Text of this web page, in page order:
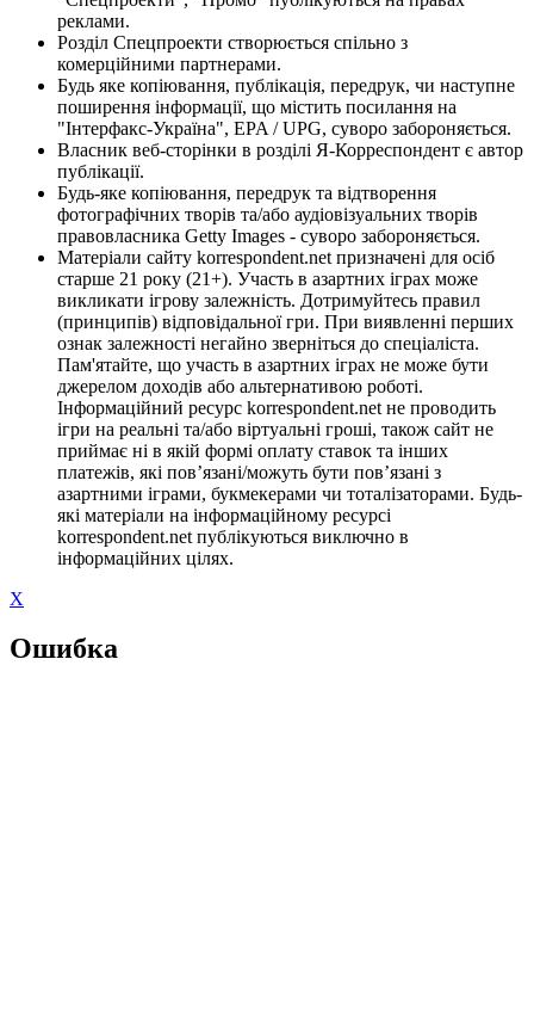
реклами.
Розділ Спецпроекти створюється спільно з
комерційними партнерами.
Будь яке копіювання, публікація, передрук, чи наступне
поширення інформації, що містить посилання на
"Інтерфакс-Україна", EPA / UPG, суворо забороняється.
Власник веб-сторінки в розділі Я-Корреспондент є автор
публікації.
Будь-яке копіювання, передрук та відтворення
фотографічних творів та/або аудіовізуальних творів
правовласника Getty Images - суворо забороняється.
Матеріали сайту korrespondent.net призначені для осіб
старше 21 року (21+). Участь в азартних іграх може
викликати ігрову залежність. Дотримуйтесь правил
(принципів) відповідальної гри. При виявленні перших
ознак залежності негайно зверніться до спеціаліста.
Пам'ятайте, що участь в азартних іграх не може бути
джерелом доходів або альтернативою роботі.
Інформаційний ресурс korrespondent.net не проводить
ігри на реальні та/або віртуальні гроші, також сайт не
приймає ні в якій формі оплату ставок та інших
платежів, які пов’язані/можуть бути пов’язані з
азартними іграми, букмекерами чи тоталізаторами. Будь-
які матеріали на інформаційному ресурсі
korrespondent.net публікуються виключно в
інформаційних цілях.
X
Ошибка